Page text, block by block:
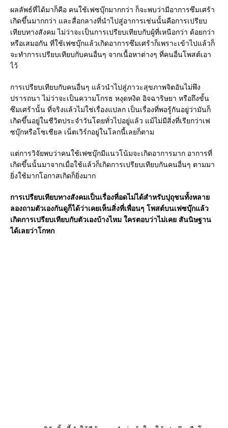
ผลลัพธ์ที่ได้มาก็คือ คนใช้เฟซบุ๊กมากกว่า ก็จะพบว่ามีอาการซึมเศร้า
เกิดขึ้นมากกว่า และสื่อกลางที่นำไปสู่อาการเช่นนั้นคือการเปรียบ
เทียบทางสังคม ไม่ว่าจะเป็นการเปรียบเทียบกับผู้ที่เหนือกว่า ด้อยกว่า
หรือเสมอกัน ที่ใช้เฟซบุ๊กแล้วเกิดอาการซึมเศร้าก็เพราะเข้าไปแล้วก็
จะทำการเปรียบเทียบกับคนอื่นๆ จากเนื้อหาต่างๆ ที่คนอื่นโพสต์เอา
ไว้
การเปรียบเทียบกับคนอื่นๆ แล้วนำไปสู่ภาวะสุขภาพจิตอันไม่พึง
ปรารถนา ไม่ว่าจะเป็นความโกรธ หงุดหงิด อิจฉาริษยา หรือถึงขั้น
ซึมเศร้านั้น ที่จริงแล้วไม่ใช่เรื่องแปลก เป็นเรื่องที่พอรู้กันอยู่ว่ามันก็
เกิดขึ้นอยู่ในชีวิตประจำวันโดยทั่วไปอยู่แล้ว แม้ไม่มีสิ่งที่เรียกว่าเฟ
ซบุ๊กหรือโซเชียล เน็ตเวิร์กอยู่ในโลกนี้เลยก็ตาม
แต่การวิจัยพบว่าคนใช้เฟซบุ๊กมีแนวโน้มจะเกิดอาการมาก อาการที่
เกิดขึ้นนั้นมาจากเมื่อใช้แล้วก็เกิดการเปรียบเทียบกันคนอื่นๆ ตามมา
ยิ่งใช้มากโอกาสเกิดก็ยิ่งมาก
การเปรียบเทียบทางสังคมเป็นเรื่องที่อดไม่ได้สำหรับปุถุชนทั้งหลาย
ลองถามตัวเองกันดูก็ได้ว่าเคยเห็นสิ่งที่เพื่อนๆ โพสต์บนเฟซบุ๊กแล้ว
เกิดการเปรียบเทียบกับตัวเองบ้างไหม ใครตอบว่าไม่เคย สันนิษฐาน
ได้เลยว่าโกหก